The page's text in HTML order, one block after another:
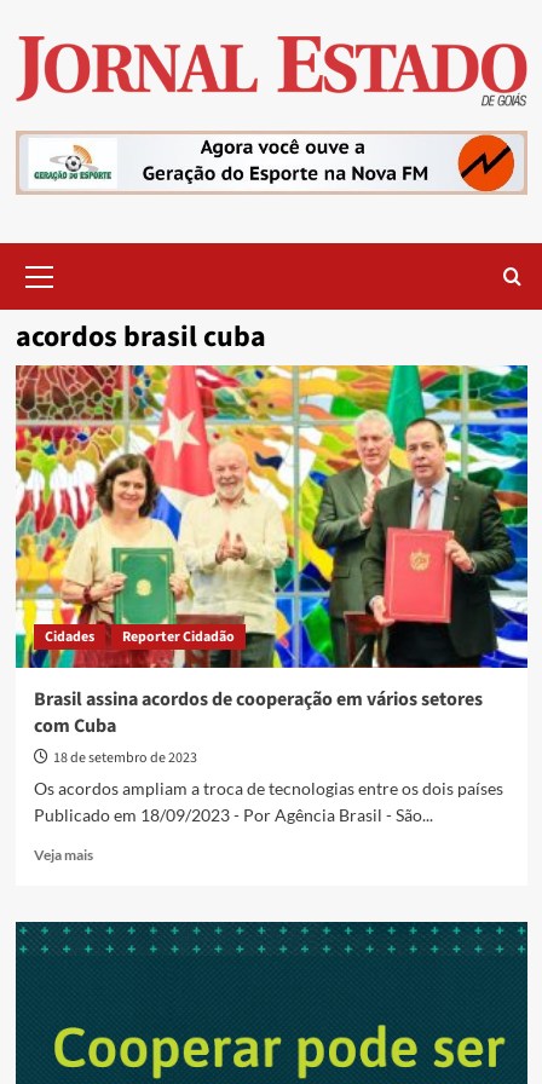
content
Menu
acordos brasil cuba
Cidades Reporter Cidadão
Brasil assina acordos de cooperação em vários setores
com Cuba
18 de setembro de 2023
Os acordos ampliam a troca de tecnologias entre os dois países
Publicado em 18/09/2023 - Por Agência Brasil - São...
Veja maisRead
Brasil
assina
em
vários